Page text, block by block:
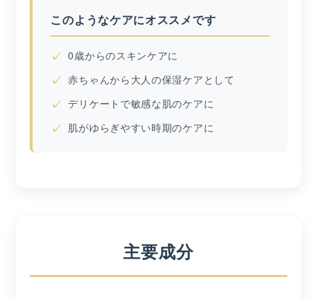
このようなケアにオススメです
0歳からのスキンケアに
赤ちゃんから大人の保湿ケアとして
デリケートで敏感な肌のケアに
肌がゆらぎやすい時期のケアに
主要成分